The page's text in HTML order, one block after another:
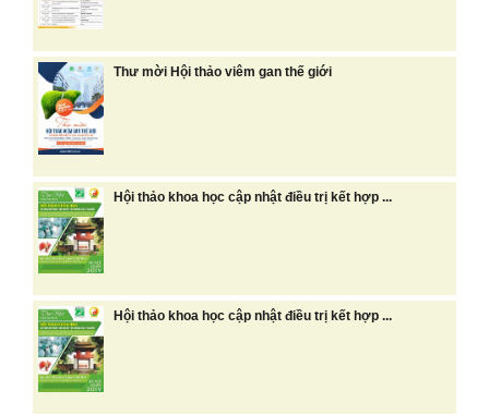
Thư mời Hội thảo viêm gan thế giới
Hội thảo khoa học cập nhật điều trị kết hợp ...
Hội thảo khoa học cập nhật điều trị kết hợp ...